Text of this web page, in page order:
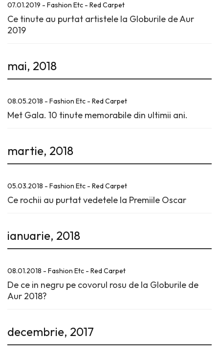
07.01.2019 - Fashion Etc - Red Carpet
Ce tinute au purtat artistele la Globurile de Aur
2019
mai, 2018
08.05.2018 - Fashion Etc - Red Carpet
Met Gala. 10 tinute memorabile din ultimii ani.
martie, 2018
05.03.2018 - Fashion Etc - Red Carpet
Ce rochii au purtat vedetele la Premiile Oscar
ianuarie, 2018
08.01.2018 - Fashion Etc - Red Carpet
De ce in negru pe covorul rosu de la Globurile de
Aur 2018?
decembrie, 2017